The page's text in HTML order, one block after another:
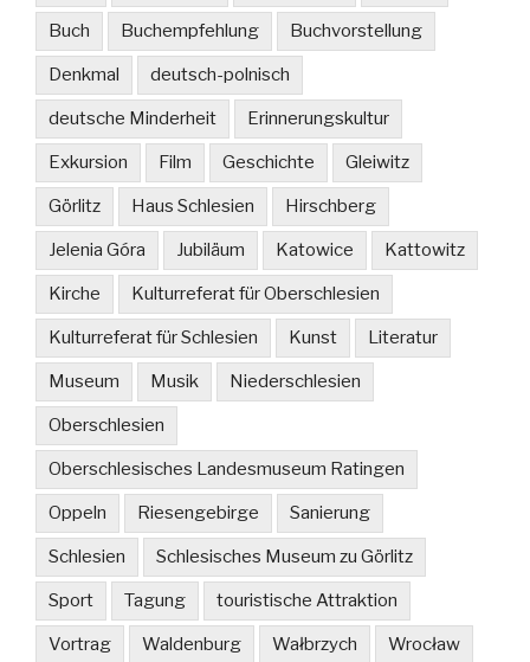
Buch Buchempfehlung Buchvorstellung
Denkmal deutsch-polnisch
deutsche Minderheit Erinnerungskultur
Exkursion Film Geschichte Gleiwitz
Görlitz Haus Schlesien Hirschberg
Jelenia Góra Jubiläum Katowice Kattowitz
Kirche Kulturreferat für Oberschlesien
Kulturreferat für Schlesien Kunst Literatur
Museum Musik Niederschlesien
Oberschlesien
Oberschlesisches Landesmuseum Ratingen
Oppeln Riesengebirge Sanierung
Schlesien Schlesisches Museum zu Görlitz
Sport Tagung touristische Attraktion
Vortrag Waldenburg Wałbrzych Wrocław